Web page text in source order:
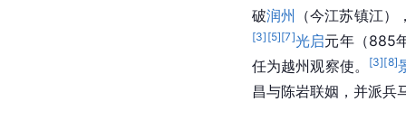
破润州 （今江苏镇江）
[3] [5][7]光启元年（885
任为越州观察使。
[3][8]
昌与陈岩联姻，并派兵